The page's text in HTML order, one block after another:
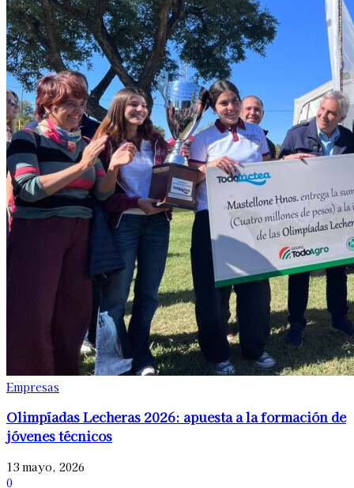
Empresas
Olimpíadas Lecheras 2026: apuesta a la formación de
jóvenes técnicos
13 mayo, 2026
0